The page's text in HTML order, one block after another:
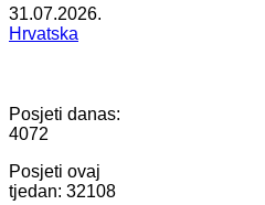
31.07.2026.
Hrvatska
Posjeti danas:
4072
Posjeti ovaj
tjedan: 32108